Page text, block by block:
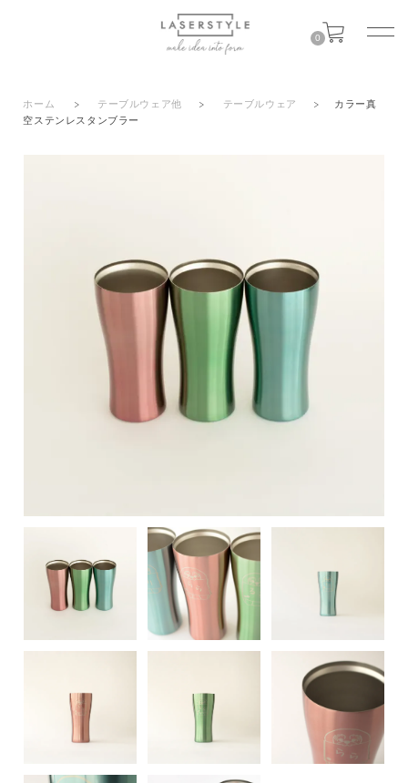
0
ホーム > テーブルウェア他 > テーブルウェア >
カラー真
空ステンレスタンブラー